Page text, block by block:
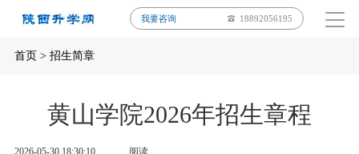
我要咨询 18892056195
首页> 招生简章
黄山学院2026年招生章程
2026-05-30 18:30:10 阅读